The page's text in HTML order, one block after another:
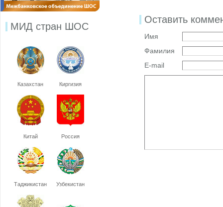
МИД стран ШОС
Казахстан Киргизия
Китай Россия
Таджикистан Узбекистан
Оставить
Имя
Фамилия
E-mail